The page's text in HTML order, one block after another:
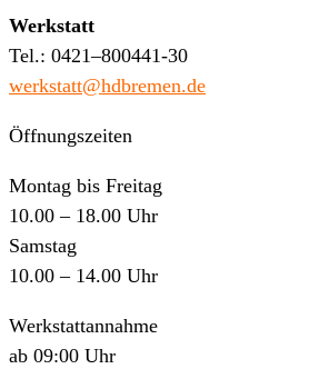
Werkstatt
Tel.: 0421–800441-30
werkstatt@hdbremen.de
Öffnungszeiten
Montag bis Freitag
10.00 – 18.00 Uhr
Samstag
10.00 – 14.00 Uhr
Werkstattannahme
ab 09:00 Uhr